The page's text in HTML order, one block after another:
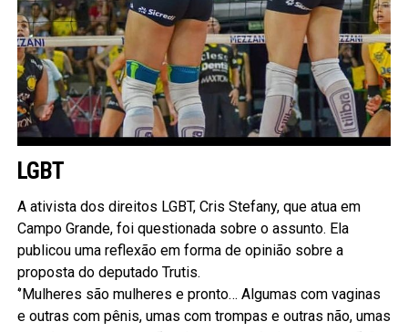
LGBT
A ativista dos direitos LGBT, Cris Stefany, que atua em
Campo Grande, foi questionada sobre o assunto. Ela
publicou uma reflexão em forma de opinião sobre a
proposta do deputado Trutis.
‘’Mulheres são mulheres e pronto… Algumas com vaginas
e outras com pênis, umas com trompas e outras não, umas